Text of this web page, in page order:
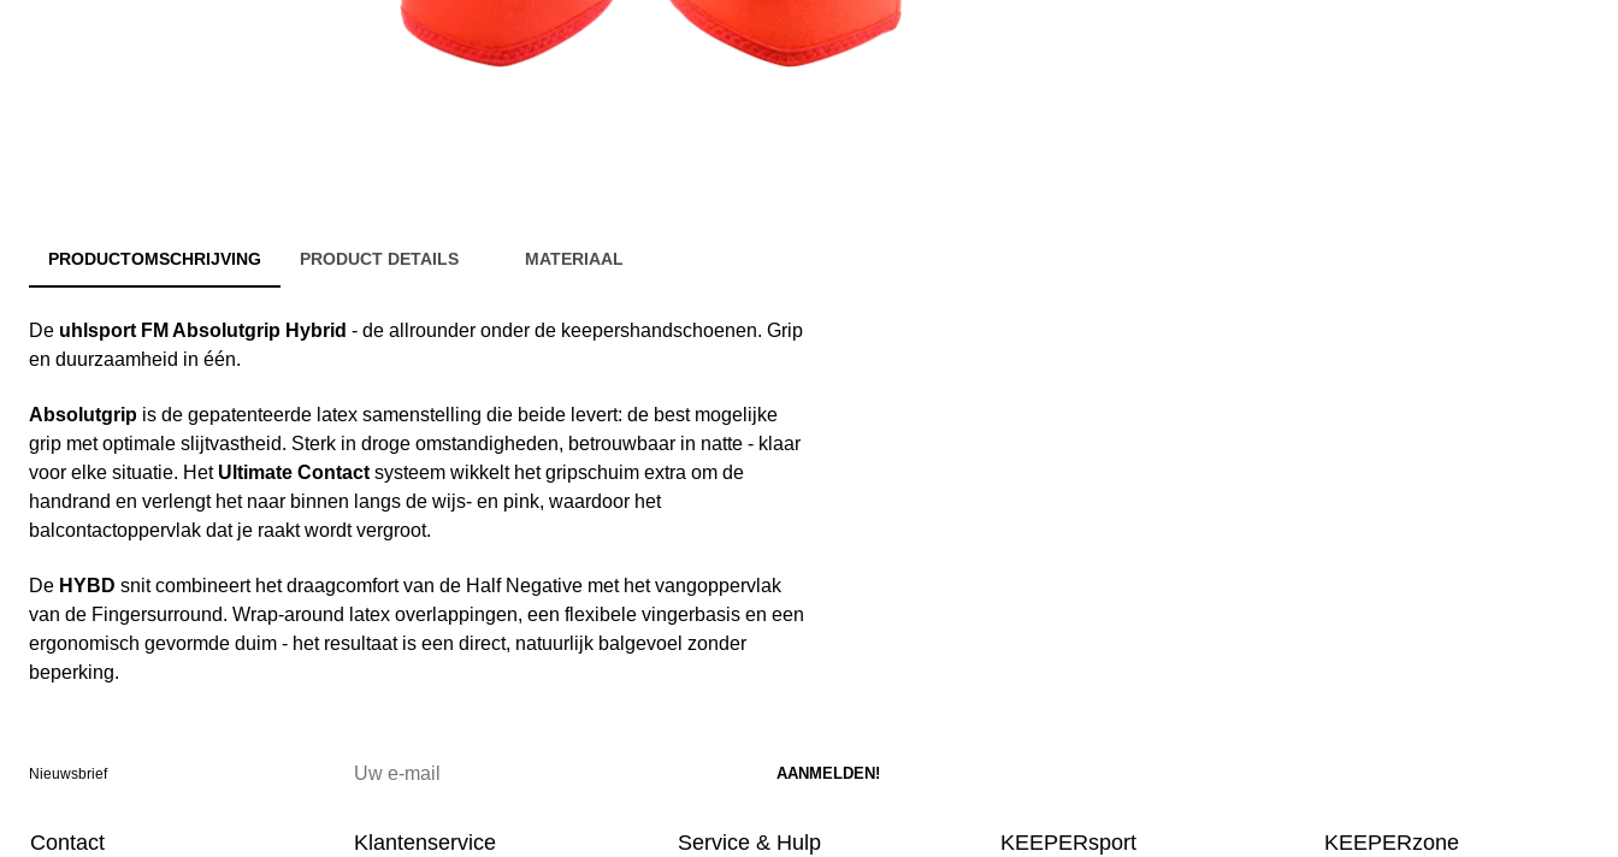
PRODUCTOMSCHRIJVING PRODUCT DETAILS MATERIAAL
De uhlsport FM Absolutgrip Hybrid - de allrounder onder de keepershandschoenen. Grip
en duurzaamheid in één.
Absolutgrip is de gepatenteerde latex samenstelling die beide levert: de best mogelijke
grip met optimale slijtvastheid. Sterk in droge omstandigheden, betrouwbaar in natte - klaar
voor elke situatie. Het Ultimate Contactsysteem wikkelt het gripschuim extra om de
handrand en verlengt het naar binnen langs de wijs- en pink, waardoor het
balcontactoppervlak dat je raakt wordt vergroot.
De HYBD snit combineert het draagcomfort van de Half Negative met het vangoppervlak
van de Fingersurround. Wrap-around latex overlappingen, een flexibele vingerbasis en een
ergonomisch gevormde duim - het resultaat is een direct, natuurlijk balgevoel zonder
beperking.
Nieuwsbrief
Contact Klantenservice Service & Hulp KEEPERsport KEEPERzone